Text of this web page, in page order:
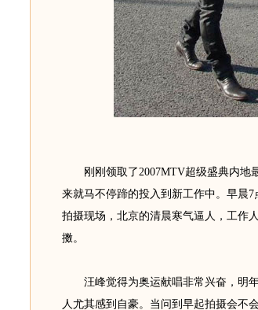
刚刚领取了2007MTV超级盛典内地
来就马不停蹄的投入到新工作中。早晨
拍摄现场，北京的清晨寒气逼人，工作
擞。
汪峰觉得为奥运献唱非常兴奋，明年
人尤其感到自豪。当问到早起拍摄会不